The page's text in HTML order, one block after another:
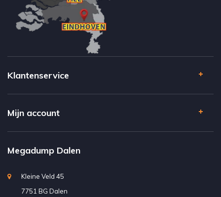
Klantenservice
Mijn account
Megadump Dalen
Kleine Veld 45
7751 BG Dalen